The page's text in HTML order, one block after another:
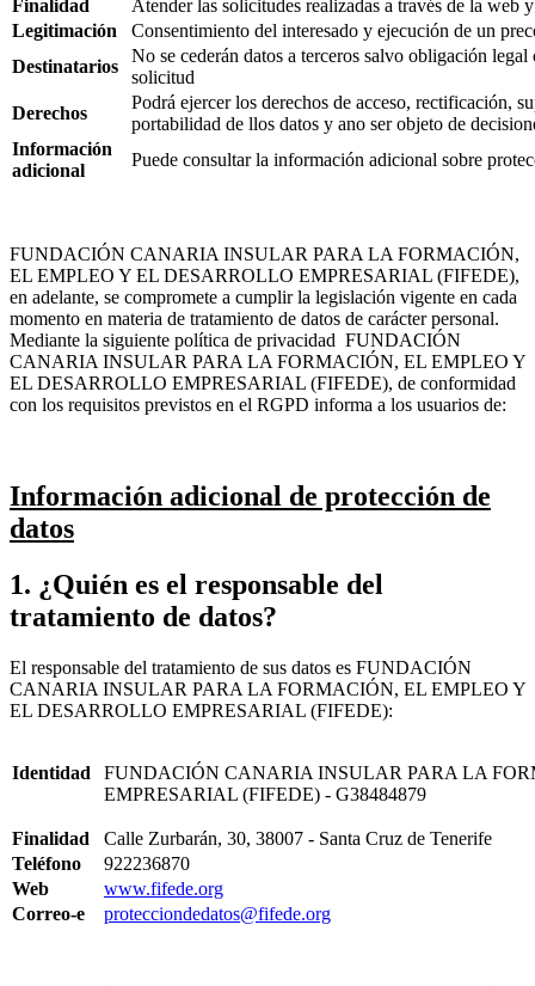
Finalidad
Atender las solicitudes realizadas a través de la web
Legitimación
Consentimiento del interesado y ejecución de un
Destinatarios
No se cederán datos a terceros salvo obligación
solicitud
Derechos
Podrá ejercer los derechos de acceso, rectificación,
portabilidad de llos datos y ano ser objeto de
Información
adicional
Puede consultar la información adicional sobre
FUNDACIÓN CANARIA INSULAR PARA LA FORMACIÓN,
EL EMPLEO Y EL DESARROLLO EMPRESARIAL (FIFEDE),
en adelante, se compromete a cumplir la legislación vigente en cada
momento en materia de tratamiento de datos de carácter personal.
Mediante la siguiente política de privacidad FUNDACIÓN
CANARIA INSULAR PARA LA FORMACIÓN, EL EMPLEO Y
EL DESARROLLO EMPRESARIAL (FIFEDE), de conformidad
con los requisitos previstos en el RGPD informa a los usuarios de:
Información adicional de protección de
datos
1. ¿Quién es el responsable del
tratamiento de datos?
El responsable del tratamiento de sus datos es FUNDACIÓN
CANARIA INSULAR PARA LA FORMACIÓN, EL EMPLEO Y
EL DESARROLLO EMPRESARIAL (FIFEDE):
Identidad
FUNDACIÓN CANARIA INSULAR PARA LA
EMPRESARIAL (FIFEDE) - G38484879
Finalidad
Calle Zurbarán, 30, 38007 - Santa Cruz de Tenerife
Teléfono
922236870
Web
www.fifede.org
Correo-e
protecciondedatos@fifede.org